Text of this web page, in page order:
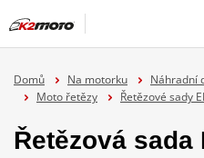
Domů Na motorku Náhradní
Moto řetězy
Řetězové sady
Řetězová sada